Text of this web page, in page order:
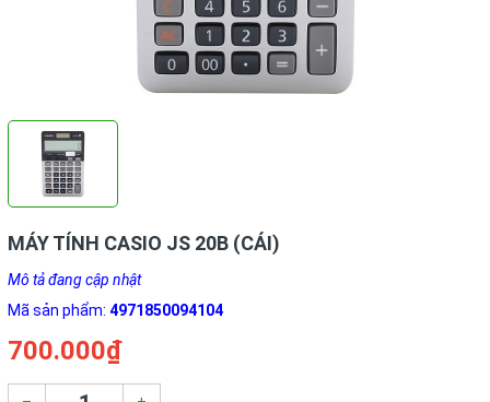
MÁY TÍNH CASIO JS 20B (CÁI)
Mô tả đang cập nhật
Mã sản phẩm: 4971850094104
700.000₫